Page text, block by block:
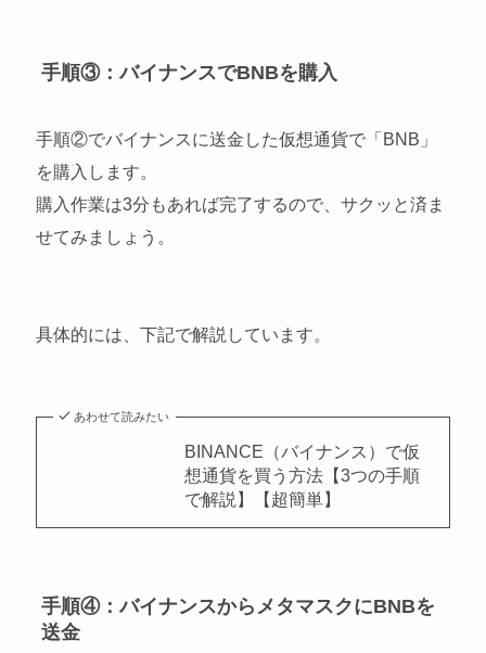
手順③：バイナンスでBNBを購入
手順②でバイナンスに送金した仮想通貨で「BNB」
を購入します。
購入作業は3分もあれば完了するので、サクッと済ま
せてみましょう。
具体的には、下記で解説しています。
あわせて読みたい
BINANCE（バイナンス）で仮
想通貨を買う方法【3つの手順
で解説】【超簡単】
手順④：バイナンスからメタマスクにBNBを
送金